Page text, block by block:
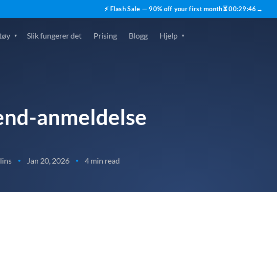
⚡ Flash Sale — 90% off your first month⏳00:29:45 →
Slik fungerer det Prising Blogg Hjelp
anmeldelse
• Jan 20, 2026 • 4 min read